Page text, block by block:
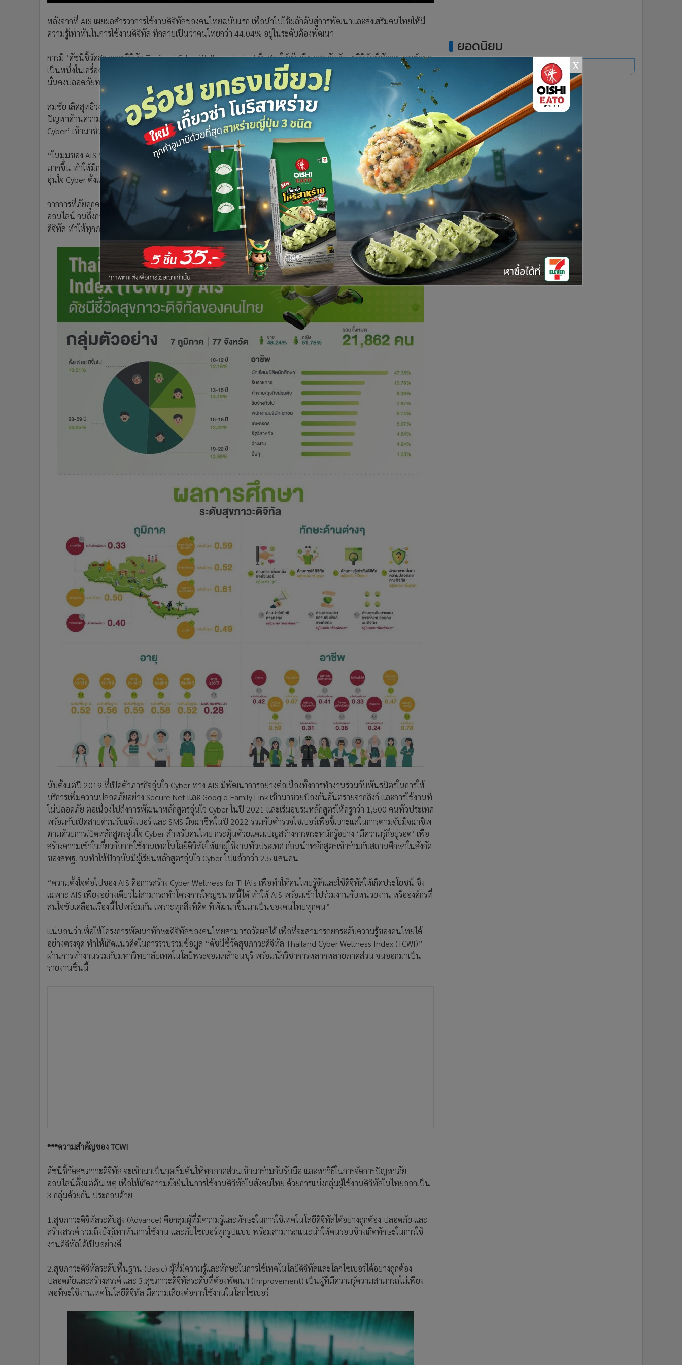
Celeb Online
หลังจากที่ AIS เผยผลสำรวจการใช้งานดิจิทัลของคนไทยฉบับแรก เพื่อนำไปใช้ผลักดันสู่การพัฒนาและส่งเสริมคนไทยให้มี
ความรู้เท่าทันในการใช้งานดิจิทัล ที่กลายเป็นว่าคนไทยกว่า 44.04% อยู่ในระดับต้องพัฒนา
การมี ‘ดัชนีชี้วัดสุขภาวะดิจิทัล Thailand Cyber Wellness Index’ ที่แสดงให้เห็นถึงมาตรวัดทักษะดิจิทัลที่ชัดเจน จะเข้ามา
เป็นหนึ่งในเครื่องมือที่ช่วยให้คนไทย รวมถึงหน่วยงานที่เกี่ยวข้องเข้าใจถึงปัญหา และร่วมกันหาทางแก้ไขปัญหาความ
มั่นคงปลอดภัยทางไซเบอร์ ด้วยการเสริมความเข้าใจการใช้งานดิจิทัลให้แก่คนไทยทุกกลุ่มต่อไป
สมชัย เลิศสุทธิวงค์ ประธานเจ้าหน้าที่บริหาร บริษัท แอดวานซ์ อินโฟร์ เซอร์วิส จำกัด (มหาชน) หรือ AIS กล่าวว่า จาก
ปัญหาด้านความมั่นคงปลอดภัยไซเบอร์ที่เกิดขึ้นมาพร้อมกับการใช้งานดิจิทัล ทำให้ที่ผ่านมา AIS เริ่มโครงการอย่าง ‘อุ่นใจ
Cyber’ เข้ามาช่วยสร้างการตระหนักรู้ภัยทางดิจิทัล จนถึงวิธีการรับมือเพื่อลดผลกระทบจากการใช้งาน
“ในมุมของ AIS นอกจากการพัฒนาสินค้า และบริการที่ให้ผู้ใช้งานมีความมั่นใจในการใช้งานโครงข่ายให้มีความปลอดภัย
มากขึ้น ทำให้มีการลงทุนเน็ตเวิร์ก และโซลูชันมาช่วยปกป้องผู้ใช้งานอย่างต่อเนื่อง รวมถึงการจุดประกายสังคมผ่านโครงการ
อุ่นใจ Cyber ตั้งแต่วันที่เทคโนโลยีเริ่มเข้ามามีบทบาทต่อการใช้ชีวิต”
จากการที่ภัยคุกคามทางไซเบอร์ ส่งผลกระทบทั้งในระดับบุคคลอย่างการขโมยข้อมูลส่วนตัว การหลอกลวงผ่านช่องทาง
ออนไลน์ จนถึงการกลั่นแกล้งบนโลกออนไลน์ ต่อเนื่องไปถึงภัยความมั่นคงระดับประเทศที่เชื่อมโยงกับเรื่องของเศรษฐกิจ
ดิจิทัล ทำให้ทุกภาคส่วนต้องเข้ามาเตรียมการรับมืออย่างจริงจัง
นับตั้งแต่ปี 2019 ที่เปิดตัวภารกิจอุ่นใจ Cyber ทาง AIS มีพัฒนาการอย่างต่อเนื่องทั้งการทำงานร่วมกับพันธมิตรในการให้
บริการเพิ่มความปลอดภัยอย่าง Secure Net และ Google Family Link เข้ามาช่วยป้องกันอันตรายจากลิงก์ และการใช้งานที่
ไม่ปลอดภัย ต่อเนื่องไปถึงการพัฒนาหลักสูตรอุ่นใจ Cyber ในปี 2021 และเริ่มอบรมหลักสูตรให้ครูกว่า 1,500 คนทั่วประเทศ
พร้อมกับเปิดสายด่วนรับแจ้งเบอร์ และ SMS มิจฉาชีพในปี 2022 ร่วมกับตำรวจไซเบอร์เพื่อชี้เบาะแสในการตามจับมิจฉาชีพ
ตามด้วยการเปิดหลักสูตรอุ่นใจ Cyber สำหรับคนไทย กระตุ้นด้วยแคมเปญสร้างการตระหนักรู้อย่าง ‘มีความรู้ก็อยู่รอด’ เพื่อ
สร้างความเข้าใจเกี่ยวกับการใช้งานเทคโนโลยีดิจิทัลให้แก่ผู้ใช้งานทั่วประเทศ ก่อนนำหลักสูตรเข้าร่วมกับสถานศึกษาในสังกัด
ของสพฐ. จนทำให้ปัจจุบันมีผู้เรียนหลักสูตรอุ่นใจ Cyber ไปแล้วกว่า 2.5 แสนคน
“ความตั้งใจต่อไปของ AIS คือการสร้าง Cyber Wellness for THAIs เพื่อทำให้คนไทยรู้จักและใช้ดิจิทัลให้เกิดประโยชน์ ซึ่ง
เฉพาะ AIS เพียงอย่างเดียวไม่สามารถทำโครงการใหญ่ขนาดนี้ได้ ทำให้ AIS พร้อมเข้าไปร่วมงานกับหน่วยงาน หรือองค์กรที่
สนใจขับเคลื่อนเรื่องนี้ไปพร้อมกัน เพราะทุกสิ่งที่คิด ที่พัฒนาขึ้นมาเป็นของคนไทยทุกคน”
แน่นอนว่าเพื่อให้โครงการพัฒนาทักษะดิจิทัลของคนไทยสามารถวัดผลได้ เพื่อที่จะสามารถยกระดับความรู้ของคนไทยได้
อย่างตรงจุด ทำให้เกิดแนวคิดในการรวบรวมข้อมูล “ดัชนีชี้วัดสุขภาวะดิจิทัล Thailand Cyber Wellness Index (TCWI)”
ผ่านการทำงานร่วมกับมหาวิทยาลัยเทคโนโลยีพระจอมเกล้าธนบุรี พร้อมนักวิชาการหลากหลายภาคส่วน จนออกมาเป็น
รายงานชิ้นนี้
***ความสำคัญของ TCWI
ดัชนีชี้วัดสุขภาวะดิจิทัล จะเข้ามาเป็นจุดเริ่มต้นให้ทุกภาคส่วนเข้ามาร่วมกันรับมือ และหาวิธีในการจัดการปัญหาภัย
ออนไลน์ตั้งแต่ต้นเหตุ เพื่อให้เกิดความยั่งยืนในการใช้งานดิจิทัลในสังคมไทย ด้วยการแบ่งกลุ่มผู้ใช้งานดิจิทัลในไทยออกเป็น
3 กลุ่มด้วยกัน ประกอบด้วย
1.สุขภาวะดิจิทัลระดับสูง (Advance) คือกลุ่มผู้ที่มีความรู้และทักษะในการใช้เทคโนโลยีดิจิทัลได้อย่างถูกต้อง ปลอดภัย และ
สร้างสรรค์ รวมถึงยังรู้เท่าทันการใช้งาน และภัยไซเบอร์ทุกรูปแบบ พร้อมสามารถแนะนำให้คนรอบข้างเกิดทักษะในการใช้
งานดิจิทัลได้เป็นอย่างดี
2.สุขภาวะดิจิทัลระดับพื้นฐาน (Basic) ผู้ที่มีความรู้และทักษะในการใช้เทคโนโลยีดิจิทัลและโลกไซเบอร์ได้อย่างถูกต้อง
ปลอดภัยและสร้างสรรค์ และ 3.สุขภาวะดิจิทัลระดับที่ต้องพัฒนา (Improvement) เป็นผู้ที่มีความรู้ความสามารถไม่เพียง
พอที่จะใช้งานเทคโนโลยีดิจิทัล มีความเสี่ยงต่อการใช้งานในโลกไซเบอร์
ยอดนิยม
อ่านเพิ่มเติม x